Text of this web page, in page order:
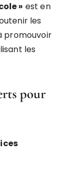
» est en
les
promouvoir
les
pour